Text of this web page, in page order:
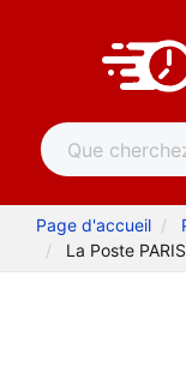
Page d'accueil
La Poste